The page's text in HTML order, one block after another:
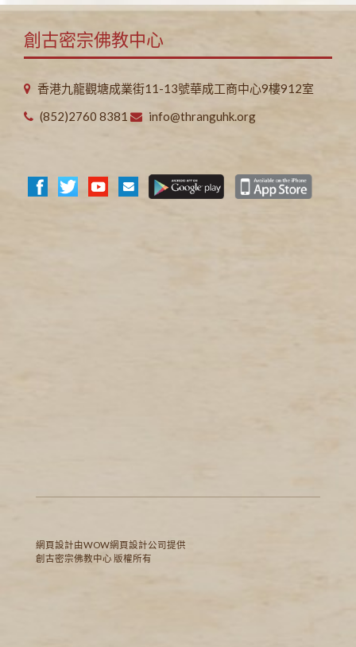
創古密宗佛教中心
香港九龍觀塘成業街11-13號華成工商中心9樓912室
(852)2760 8381
info@thranguhk.org
網頁設計由WOW網頁設計公司提供
創古密宗佛教中心 版權所有